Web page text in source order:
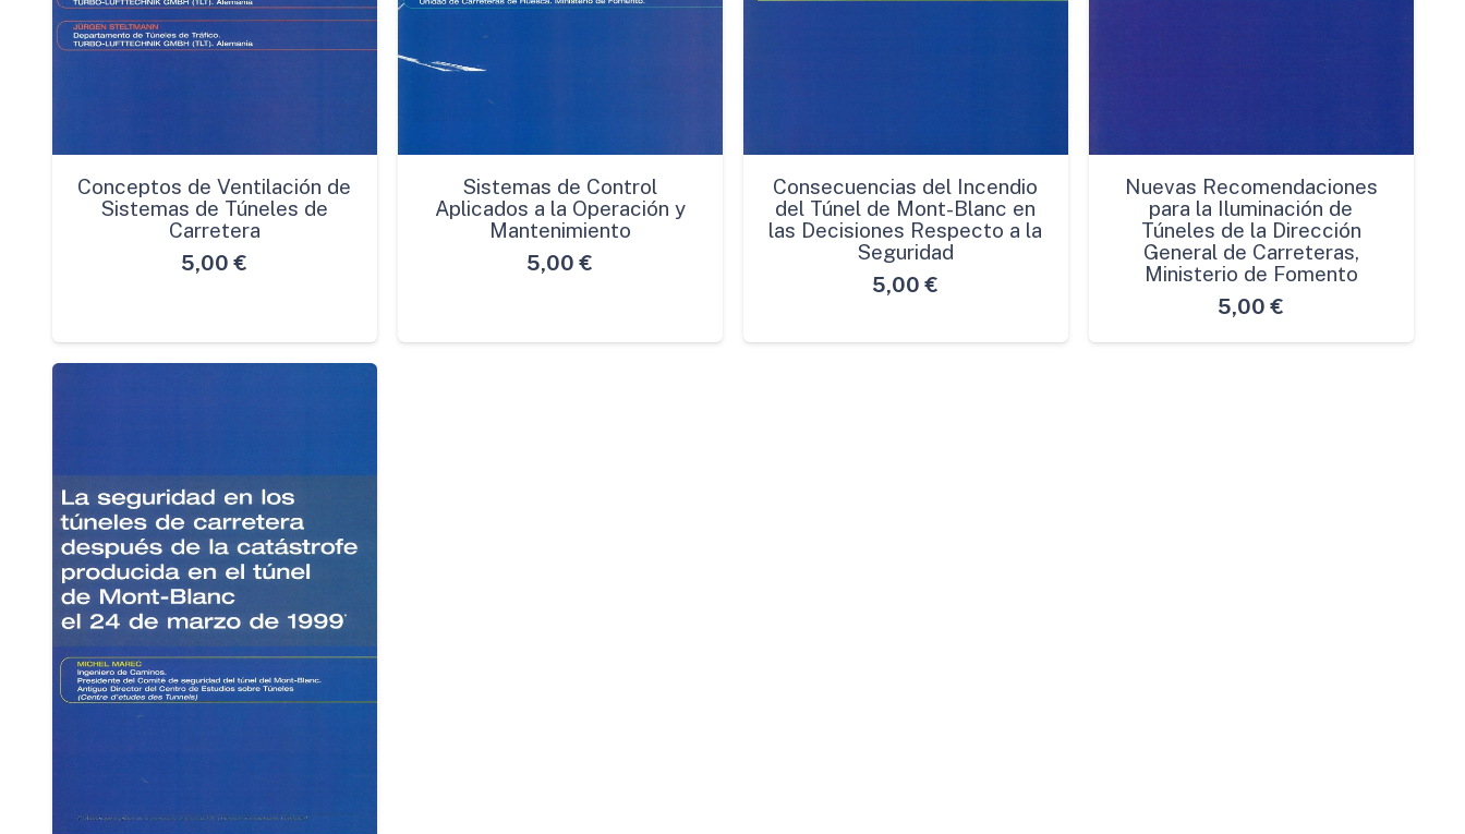
Conceptos de Ventilación de
Sistemas de Túneles de
Carretera
5,00 €
Sistemas de Control
Aplicados a la Operación y
Mantenimiento
5,00 €
Consecuencias del Incendio
del Túnel de Mont-Blanc en
las Decisiones Respecto a la
Seguridad
5,00 €
Nuevas Recomendaciones
para la Iluminación de
Túneles de la Dirección
General de Carreteras,
Ministerio de Fomento
5,00 €